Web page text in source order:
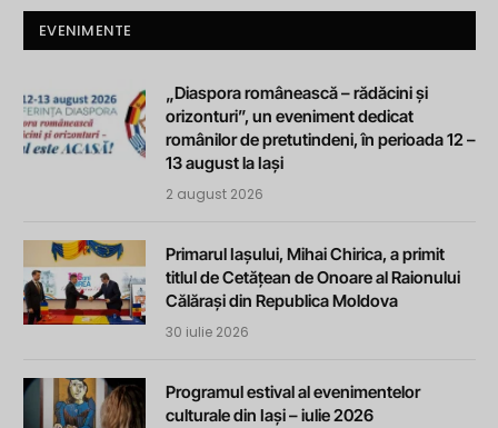
EVENIMENTE
„Diaspora românească – rădăcini și
orizonturi”, un eveniment dedicat
românilor de pretutindeni, în perioada 12 –
13 august la Iași
2 august 2026
Primarul Iașului, Mihai Chirica, a primit
titlul de Cetățean de Onoare al Raionului
Călărași din Republica Moldova
30 iulie 2026
Programul estival al evenimentelor
culturale din Iași – iulie 2026